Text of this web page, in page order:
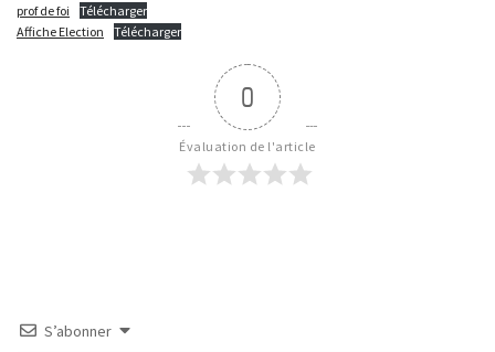
prof de foi
Télécharger
Affiche Election
Télécharger
0
Évaluation de l'article
S’abonner